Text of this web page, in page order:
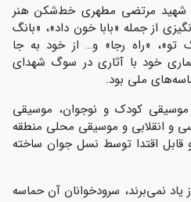
شهید مرتضی مطهری خط‌شکن هنر
از جمله «بابا خون داد»، «بانگ
تو»، «راه رجا» و… از خود به جا
خود با آثاری در سوگ شهدای
ملی بود.
موسیقی کودک و نوجوان، موسیقی
و انقلابی و موسیقی محلی منطقه
قابل اقتدا توسط نسل جوان ساخته
یاد نمی‌برند، سرودخوانان آن حماسه